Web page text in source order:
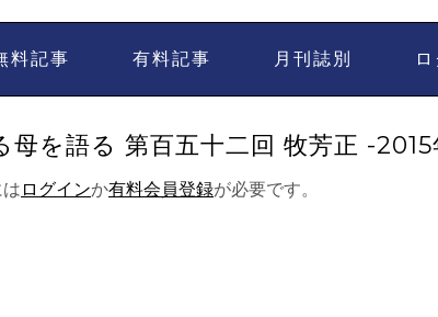
料記事 有料記事 月刊誌別
母を語る 第百五十二回 牧芳正 -
ログインか有料会員登録が必要です。